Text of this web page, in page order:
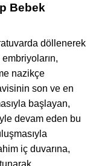
Bebek
döllenerek
nazikçe
son ve en
başlayan,
devam eden bu
iç duvarına,